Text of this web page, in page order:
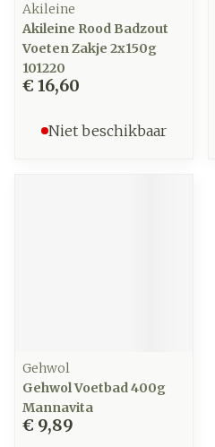
Akileine
Akileine Rood Badzout
Voeten Zakje 2x150g
101220
€ 16,60
Niet beschikbaar
Gehwol
Gehwol Voetbad 400g
Mannavita
€ 9,89